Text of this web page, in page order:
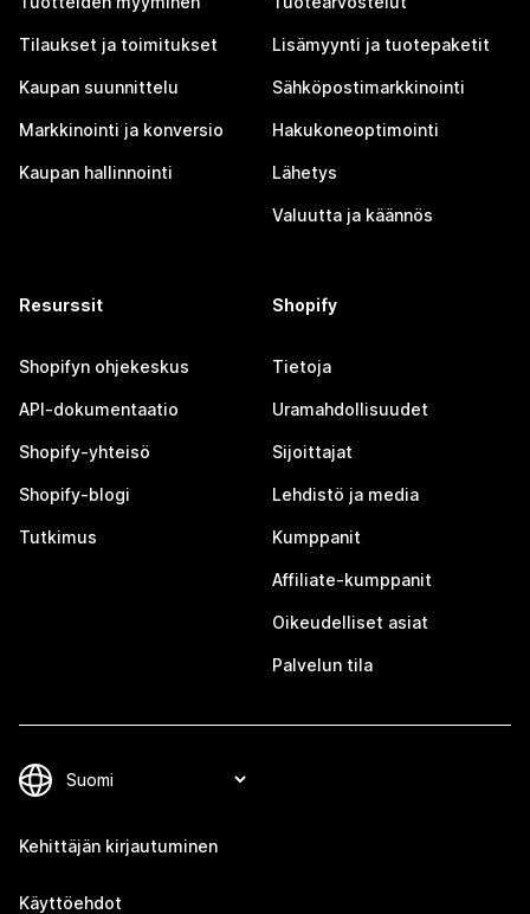
Tilaukset ja toimitukset
Kaupan suunnittelu
Markkinointi ja konversio
Kaupan hallinnointi
Lisämyynti ja tuotepaketit
Sähköpostimarkkinointi
Hakukoneoptimointi
Lähetys
Valuutta ja käännös
Resurssit
Shopifyn ohjekeskus
API-dokumentaatio
Shopify-yhteisö
Shopify-blogi
Tutkimus
Shopify
Tietoja
Uramahdollisuudet
Sijoittajat
Lehdistö ja media
Kumppanit
Affiliate-kumppanit
Oikeudelliset asiat
Palvelun tila
Kehittäjän kirjautuminen
Käyttöehdot